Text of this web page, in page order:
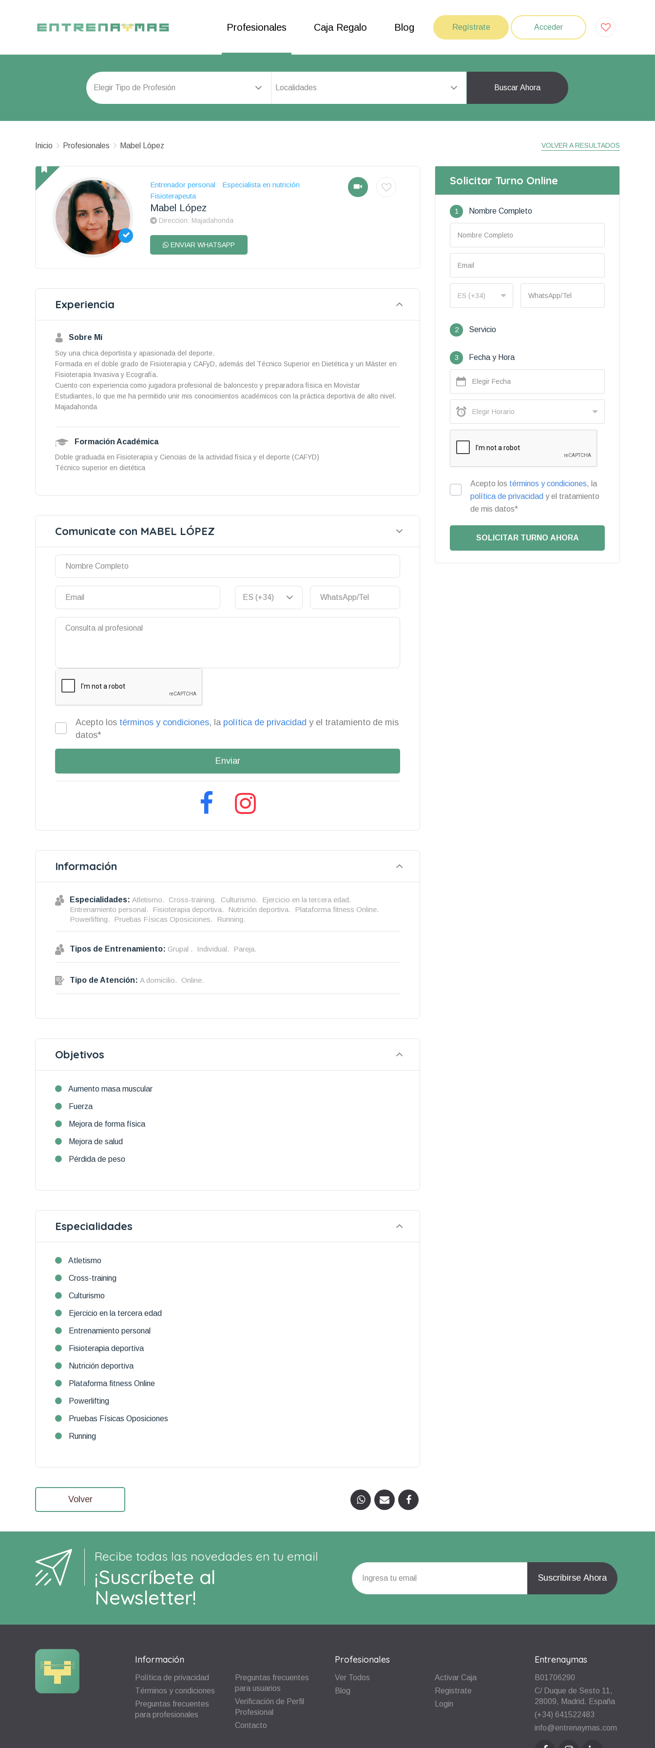
Profesionales Caja Regalo Blog Regístrate Acceder
Localidades Buscar Ahora
Inicio Profesionales Mabel López VOLVER A RESULTADOS
Entrenador personal
Especialista en nutrición
Fisioterapeuta
Mabel López
Direccion: Majadahonda
ENVIAR WHATSAPP
Experiencia
Sobre Mí
Soy una chica deportista y apasionada del deporte.
Formada en el doble grado de Fisioterapia y CAFyD, además del Técnico Superior en Dietética y un Máster en
Fisioterapia Invasiva y Ecografía.
Cuento con experiencia como jugadora profesional de baloncesto y preparadora física en Movistar
Estudiantes, lo que me ha permitido unir mis conocimientos académicos con la práctica deportiva de alto nivel.
Majadahonda
Formación Académica
Doble graduada en Fisioterapia y Ciencias de la actividad física y el deporte (CAFYD)
Técnico superior en dietética
Comunicate con MABEL LÓPEZ
Acepto los términos y condiciones, la política de privacidad y el tratamiento de mis
datos*
Enviar
Información
Especialidades: Atletismo. Cross-training. Culturismo.
Ejercicio en la tercera edad.
Entrenamiento personal.
Fisioterapia deportiva. Nutrición deportiva.
Plataforma fitness Online.
Powerlifting.
Pruebas Físicas Oposiciones. Running.
Tipos de Entrenamiento: Grupal . Individual. Pareja.
Tipo de Atención: A domicilio. Online.
Objetivos
Aumento masa muscular
Fuerza
Mejora de forma física
Mejora de salud
Pérdida de peso
Especialidades
Atletismo
Cross-training
Culturismo
Ejercicio en la tercera edad
Entrenamiento personal
Fisioterapia deportiva
Nutrición deportiva
Plataforma fitness Online
Powerlifting
Pruebas Físicas Oposiciones
Running
Volver
Solicitar Turno Online
1 Nombre Completo
2 Servicio
3 Fecha y Hora
Acepto los términos y condiciones, la
política de privacidad y el tratamiento
de mis datos*
Recibe todas las novedades en tu email
¡Suscríbete al
Newsletter!
Información
Política de privacidad
Términos y condiciones
Preguntas frecuentes
para profesionales
Preguntas frecuentes
para usuarios
Verificación de Perfil
Profesional
Contacto
Profesionales
Ver Todos
Blog
Activar Caja
Registrate
Login
Entrenaymas
B01706290
C/ Duque de Sesto 11,
28009, Madrid. España
(+34) 641522483
info@entrenaymas.com